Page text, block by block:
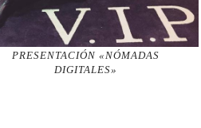
PRESENTACIÓN «NÓMADAS
DIGITALES»